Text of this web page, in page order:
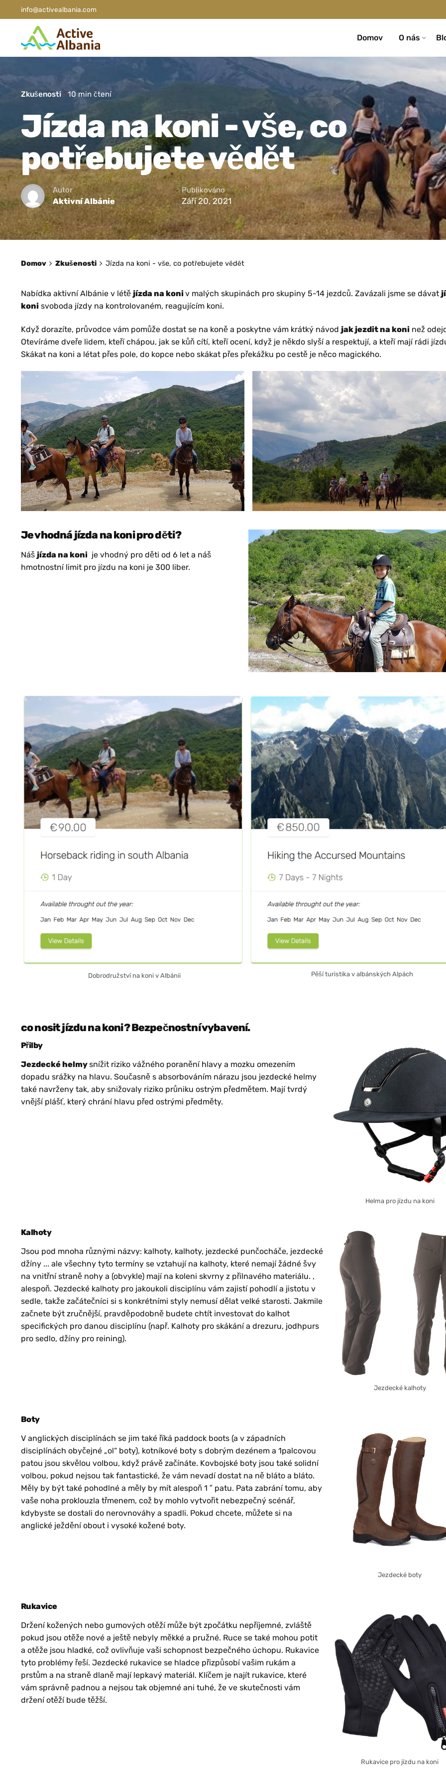
info@activealbania.com
Domov O nás
UK
BS
NL
PL
HR
SR
ES
SV
Zkušenosti 10 min čtení
Jízda na koni - vše, co
potřebujete vědět
Autor
Aktivní Albánie
Publikováno
Září 20, 2021
Domov Zkušenosti Jízda na koni - vše, co potřebujete vědět
Nabídka aktivní Albánie v létě jízda na koni v malých skupinách pro skupiny 5-14 jezdců. Zavázali jsme se dávat
koni svoboda jízdy na kontrolovaném, reagujícím koni.
Když dorazíte, průvodce vám pomůže dostat se na koně a poskytne vám krátký návod jak jezdit na koni než
Otevíráme dveře lidem, kteří chápou, jak se kůň cítí, kteří ocení, když je někdo slyší a respektují, a kteří mají rádi
Skákat na koni a létat přes pole, do kopce nebo skákat přes překážku po cestě je něco magického.
Je vhodná jízda na koni pro děti?
Náš jízda na koni je vhodný pro děti od 6 let a náš
hmotnostní limit pro jízdu na koni je 300 liber.
Dobrodružství na koni v Albánii Pěší turistika v albánských Alpách
co nosit jízdu na koni?Bezpečnostní vybavení.
Přilby
Jezdecké helmysnížit riziko vážného poranění hlavy a mozku omezením
dopadu srážky na hlavu. Současně s absorbováním nárazu jsou jezdecké helmy
také navrženy tak, aby snižovaly riziko průniku ostrým předmětem. Mají tvrdý
vnější plášť, který chrání hlavu před ostrými předměty.
Helma pro jízdu na koni
Kalhoty
Jsou pod mnoha různými názvy: kalhoty, kalhoty, jezdecké punčocháče, jezdecké
džíny ... ale všechny tyto termíny se vztahují na kalhoty, které nemají žádné švy
na vnitřní straně nohy a (obvykle) mají na koleni skvrny z přilnavého materiálu. ,
alespoň. Jezdecké kalhoty pro jakoukoli disciplínu vám zajistí pohodlí a jistotu v
sedle, takže začátečníci si s konkrétními styly nemusí dělat velké starosti. Jakmile
začnete být zručnější, pravděpodobně budete chtít investovat do kalhot
specifických pro danou disciplínu (např. Kalhoty pro skákání a drezuru, jodhpurs
pro sedlo, džíny pro reining).
Jezdecké kalhoty
Boty
V anglických disciplínách se jim také říká paddock boots (a v západních
disciplínách obyčejné „ol“ boty), kotníkové boty s dobrým dezénem a 1palcovou
patou jsou skvělou volbou, když právě začínáte. Kovbojské boty jsou také solidní
volbou, pokud nejsou tak fantastické, že vám nevadí dostat na ně bláto a bláto.
Měly by být také pohodlné a měly by mít alespoň 1 ″ patu. Pata zabrání tomu, aby
vaše noha proklouzla třmenem, což by mohlo vytvořit nebezpečný scénář,
kdybyste se dostali do nerovnováhy a spadli. Pokud chcete, můžete si na
anglické ježdění obout i vysoké kožené boty.
Jezdecké boty
Rukavice
Držení kožených nebo gumových otěží může být zpočátku nepříjemné, zvláště
pokud jsou otěže nové a ještě nebyly měkké a pružné. Ruce se také mohou potit
a otěže jsou hladké, což ovlivňuje vaši schopnost bezpečného úchopu. Rukavice
tyto problémy řeší. Jezdecké rukavice se hladce přizpůsobí vašim rukám a
prstům a na straně dlaně mají lepkavý materiál. Klíčem je najít rukavice, které
vám správně padnou a nejsou tak objemné ani tuhé, že ve skutečnosti vám
držení otěží bude těžší.
Rukavice pro jízdu na koni